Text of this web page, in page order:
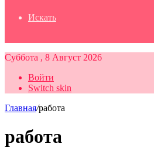
Искать
Суббота , 8 Август 2026
Войти
Switch skin
Главная/работа
работа